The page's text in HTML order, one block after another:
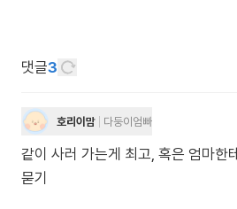
댓글3
호리이맘 다둥이엄빠
같이 사러 가는게 최고, 혹은 엄마한테
묻기